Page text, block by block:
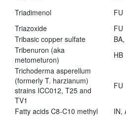
Triadimenol
FU
Triazoxide
FU
Tribasic copper sulfate
Tribenuron (aka
metometuron)
HB
Trichoderma asperellum
(formerly T. harzianum)
strains ICC012, T25 and
TV1
FU
Fatty acids C8-C10 methyl
IN,